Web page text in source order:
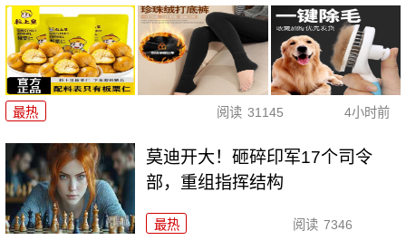
最热 阅读 31145 4小时前
莫迪开大！砸碎印军17个司令
部，重组指挥结构
最热 阅读 7346